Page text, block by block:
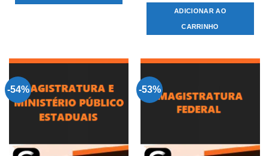
original
era:
R$409,00.
ADICIONAR AO
CARRINHO
-54% -53%